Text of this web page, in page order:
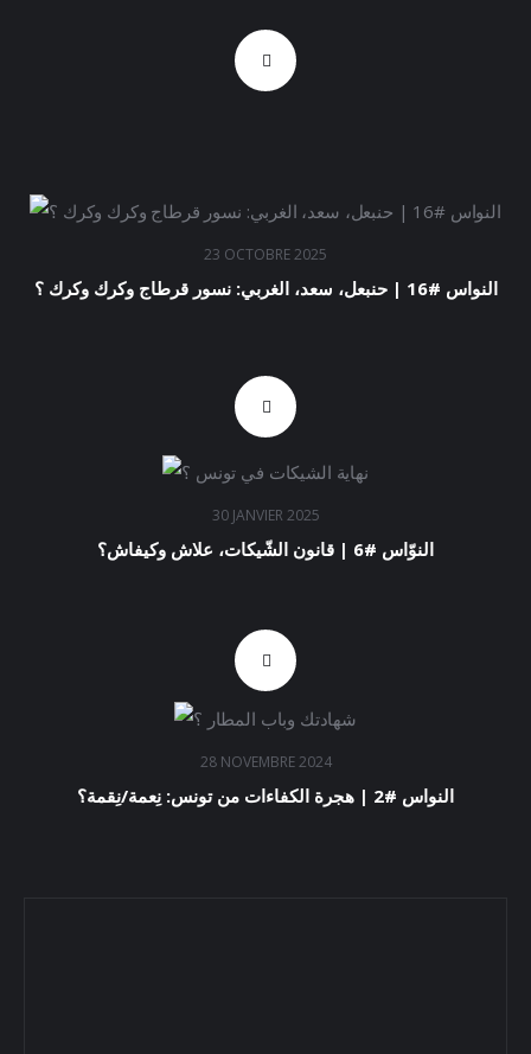
23 OCTOBRE 2025
النواس #16 | حنبعل، سعد، الغربي: نسور قرطاج وكرك وكرك ؟
30 JANVIER 2025
النوّاس #6 | قانون الشّيكات، علاش وكيفاش؟
28 NOVEMBRE 2024
النواس #2 | هجرة الكفاءات من تونس: نِعمة/نِقمة؟